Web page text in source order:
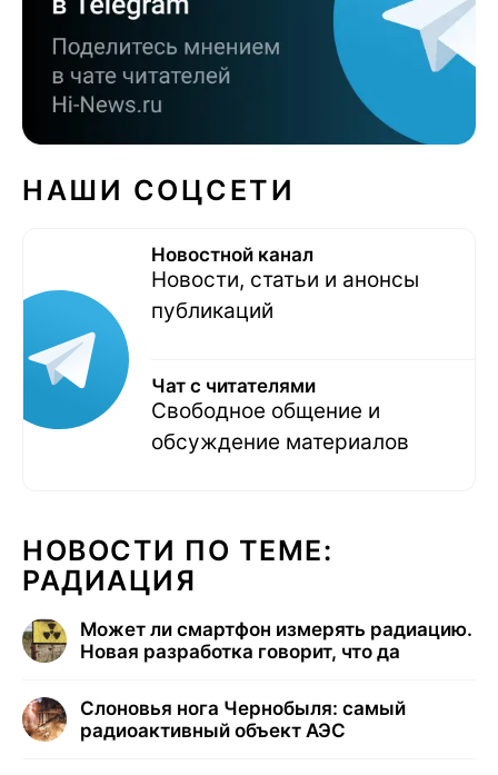
НАШИ СОЦСЕТИ
Новостной канал
Новости, статьи и анонсы
публикаций
Чат с читателями
Свободное общение и
обсуждение материалов
НОВОСТИ ПО ТЕМЕ:
РАДИАЦИЯ
Может ли смартфон измерять радиацию.
Новая разработка говорит, что да
Слоновья нога Чернобыля: самый
радиоактивный объект АЭС